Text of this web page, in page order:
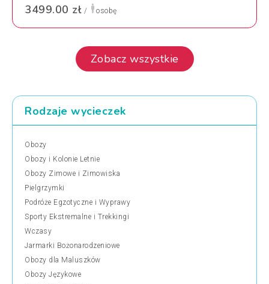
3499.00 zł / osobę
Zobacz wszystkie
Rodzaje wycieczek
Obozy
Obozy i Kolonie Letnie
Obozy Zimowe i Zimowiska
Pielgrzymki
Podróże Egzotyczne i Wyprawy
Sporty Ekstremalne i Trekkingi
Wczasy
Jarmarki Bożonarodzeniowe
Obozy dla Maluszków
Obozy Językowe